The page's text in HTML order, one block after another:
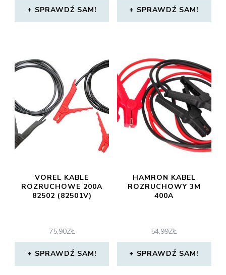
SPRAWDŹ SAM! SPRAWDŹ SAM!
VOREL KABLE
ROZRUCHOWE 200A
82502 (82501V)
75,90ZŁ
SPRAWDŹ SAM!
HAMRON KABEL
ROZRUCHOWY 3M
400A
54,99ZŁ
SPRAWDŹ SAM!